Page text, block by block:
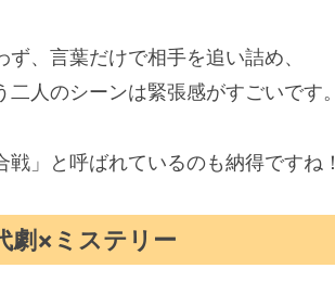
ず、言葉だけで相手を追い詰め、
二人のシーンは緊張感がすごいです。
戦」と呼ばれているのも納得ですね！
劇×ミステリー